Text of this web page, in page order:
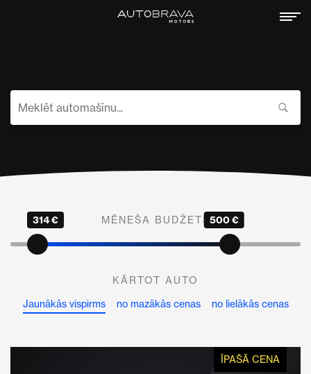
MĒNEŠA BUDŽETS
314 € 500 €
KĀRTOT AUTO
Jaunākās vispirms
no mazākās cenas no lielākās cenas
ĪPAŠĀ CENA